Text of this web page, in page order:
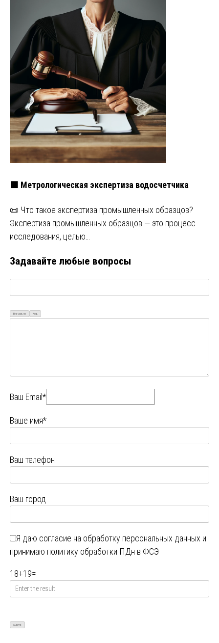
🟥 Метрологическая экспертиза водосчетчика
📜 Что такое экспертиза промышленных образцов?
Экспертиза промышленных образцов — это процесс
исследования, целью…
Задавайте любые вопросы
Визуально Код
Ваш Email*
Ваше имя*
Ваш телефон
Ваш город
Я даю согласие на обработку персональных данных и
принимаю политику обработки ПДн в ФСЭ
18+19=